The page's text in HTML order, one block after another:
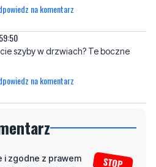
szyby w drzwiach? Te boczne
na komentarz
niestosowny wpis -